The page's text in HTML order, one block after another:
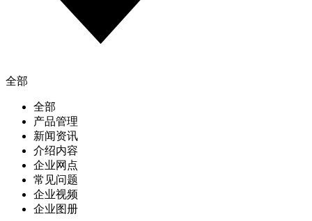
全部
全部
产品管理
新闻资讯
介绍内容
企业网点
常见问题
企业视频
企业图册